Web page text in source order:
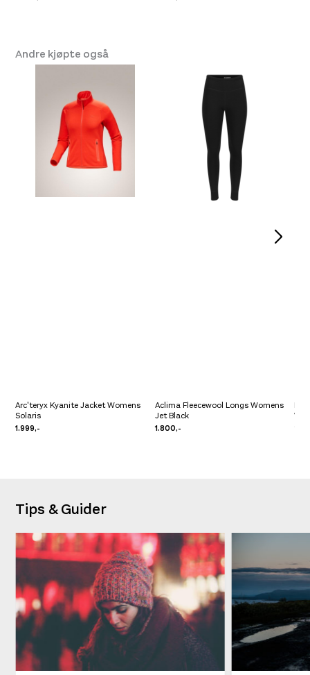
Andre kjøpte også
Arc'teryx Kyanite Jacket Womens
Solaris
1.999,-
Aclima Fleecewool Longs Womens
Jet Black
1.800,-
Tips & Guider